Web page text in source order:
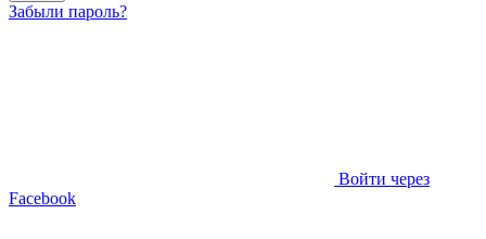
Забыли пароль?
Войти через
Facebook